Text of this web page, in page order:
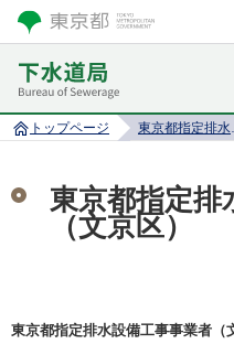
トップページ 東京
東京都指定排
（文京区）
東京都指定排水設備工事事業者（